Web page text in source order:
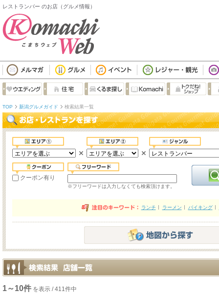
レストランバー のお店（グルメ情報）
TOP 新潟グルメガイド 検索結果一覧
クーポン有り
※フリーワードは入力しなくても検索頂けます。
ランチ ラーメン バイキング
1～10件 を表示 / 411件中